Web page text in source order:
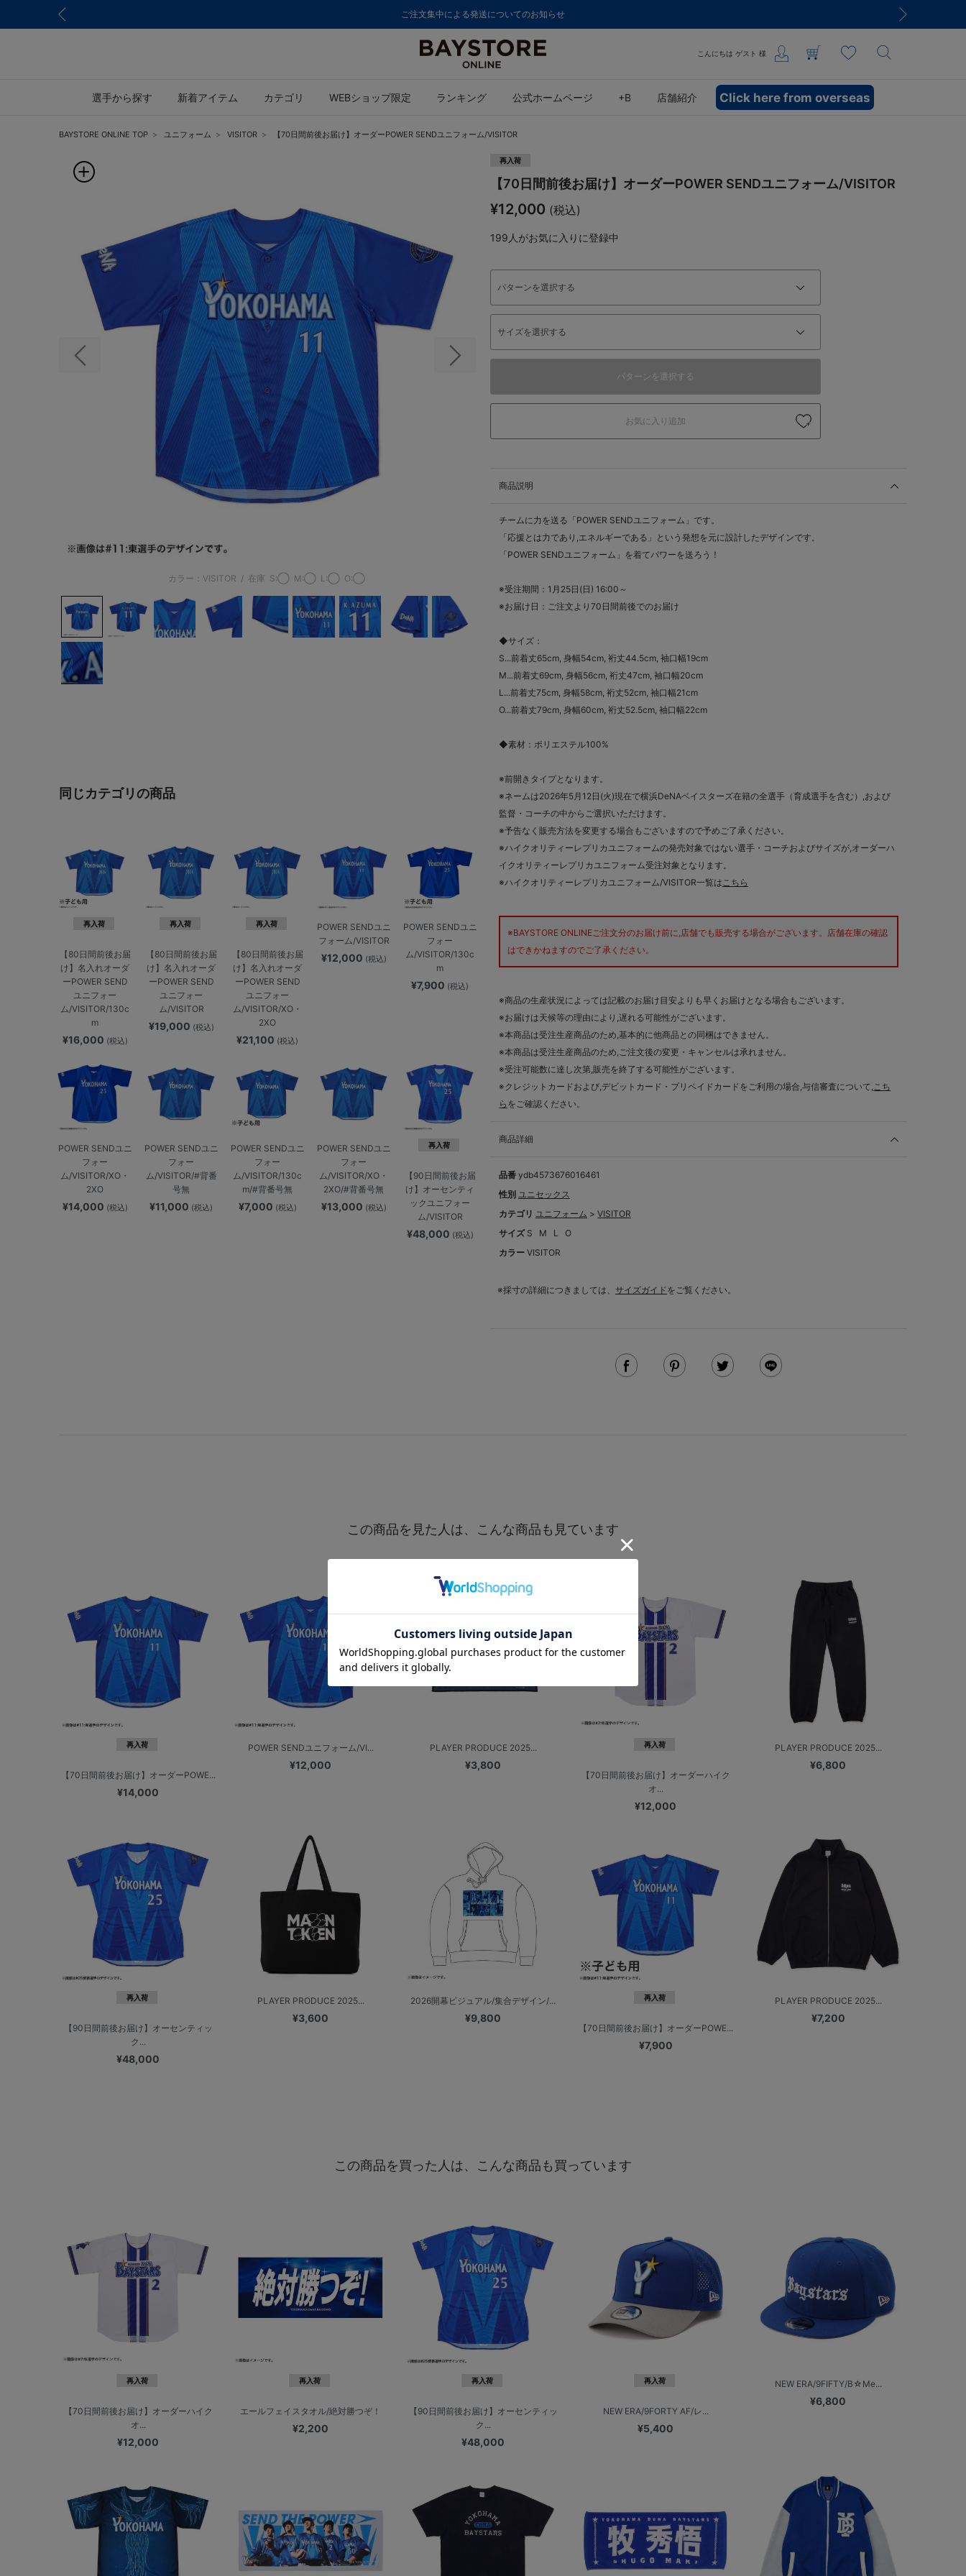
ご注文集中による発送についてのお知らせ
こんにちは ゲスト 様
選手から探す 新着アイテム カテゴリ WEBショップ限定 ランキング 公式ホームページ +B 店舗紹介 Click here from overseas
BAYSTORE ONLINE TOP ユニフォーム VISITOR 【70日間前後お届け】オーダーPOWER SENDユニフォーム/VISITOR
前の画像 次の画像
カラー：VISITOR / 在庫 S:◯ M:◯ L:◯ O:◯
同じカテゴリの商品
再入荷
【80日間前後お届
け】名入れオーダ
ーPOWER SEND
ユニフォー
ム/VISITOR/130c
m
¥16,000 (税込)
再入荷
【80日間前後お届
け】名入れオーダ
ーPOWER SEND
ユニフォー
ム/VISITOR
¥19,000 (税込)
再入荷
【80日間前後お届
け】名入れオーダ
ーPOWER SEND
ユニフォー
ム/VISITOR/XO・
2XO
¥21,100 (税込)
POWER SENDユニ
フォーム/VISITOR
¥12,000 (税込)
POWER SENDユニ
フォー
ム/VISITOR/130c
m
¥7,900 (税込)
POWER SENDユニ
フォー
ム/VISITOR/XO・
2XO
¥14,000 (税込)
POWER SENDユニ
フォー
ム/VISITOR/#背番
号無
¥11,000 (税込)
POWER SENDユニ
フォー
ム/VISITOR/130c
m/#背番号無
¥7,000 (税込)
POWER SENDユニ
フォー
ム/VISITOR/XO・
2XO/#背番号無
¥13,000 (税込)
再入荷
【90日間前後お届
け】オーセンティ
ックユニフォー
ム/VISITOR
¥48,000 (税込)
再入荷
【70日間前後お届け】オーダーPOWER SENDユニフォーム/VISITOR
¥12,000 (税込)
199人がお気に入りに登録中
パターンを選択する
お気に入り追加
商品説明
チームに力を送る「POWER SENDユニフォーム」です。
「応援とは力であり,エネルギーである」という発想を元に設計したデザインです。
「POWER SENDユニフォーム」を着てパワーを送ろう！
※受注期間：1月25日(日) 16:00～
※お届け日：ご注文より70日間前後でのお届け
◆サイズ：
S...前着丈65cm, 身幅54cm, 裄丈44.5cm, 袖口幅19cm
M...前着丈69cm, 身幅56cm, 裄丈47cm, 袖口幅20cm
L...前着丈75cm, 身幅58cm, 裄丈52cm, 袖口幅21cm
O...前着丈79cm, 身幅60cm, 裄丈52.5cm, 袖口幅22cm
◆素材：ポリエステル100%
※前開きタイプとなります。
※ネームは2026年5月12日(火)現在で横浜DeNAベイスターズ在籍の全選手（育成選手を含む）,および
監督・コーチの中からご選択いただけます。
※予告なく販売方法を変更する場合もございますので予めご了承ください。
※ハイクオリティーレプリカユニフォームの発売対象ではない選手・コーチおよびサイズが,オーダーハ
イクオリティーレプリカユニフォーム受注対象となります。
※ハイクオリティーレプリカユニフォーム/VISITOR一覧はこちら
※BAYSTORE ONLINEご注文分のお届け前に,店舗でも販売する場合がございます。店舗在庫の確認
はできかねますのでご了承ください。
※商品の生産状況によっては記載のお届け目安よりも早くお届けとなる場合もございます。
※お届けは天候等の理由により,遅れる可能性がございます。
※本商品は受注生産商品のため,基本的に他商品との同梱はできません。
※本商品は受注生産商品のため,ご注文後の変更・キャンセルは承れません。
※受注可能数に達し次第,販売を終了する可能性がございます。
※クレジットカードおよび,デビットカード・プリペイドカードをご利用の場合,与信審査について,こち
ら をご確認ください。
商品詳細
品番 ydb4573676016461
性別 ユニセックス
カテゴリ ユニフォーム > VISITOR
サイズ S M L
O
カラー VISITOR
※採寸の詳細につきましては、 サイズガイドをご覧ください。
この商品を見た人は、こんな商品も見ています
再入荷
【70日間前後お届け】オーダーPOWE...
¥14,000
POWER SENDユニフォーム/VI...
¥12,000
PLAYER PRODUCE 2025...
¥3,800
再入荷
【70日間前後お届け】オーダーハイク
オ...
¥12,000
PLAYER PRODUCE 2025...
¥6,800
再入荷
【90日間前後お届け】オーセンティッ
ク...
¥48,000
PLAYER PRODUCE 2025...
¥3,600
2026開幕ビジュアル/集合デザイン/...
¥9,800
再入荷
【70日間前後お届け】オーダーPOWE...
¥7,900
PLAYER PRODUCE 2025...
¥7,200
この商品を買った人は、こんな商品も買っています
再入荷
【70日間前後お届け】オーダーハイク
オ...
¥12,000
再入荷
エールフェイスタオル/絶対勝つぞ！
¥2,200
再入荷
【90日間前後お届け】オーセンティッ
ク...
¥48,000
再入荷
NEW ERA/9FORTY AF/レ...
¥5,400
NEW ERA/9FIFTY/B☆Me...
¥6,800